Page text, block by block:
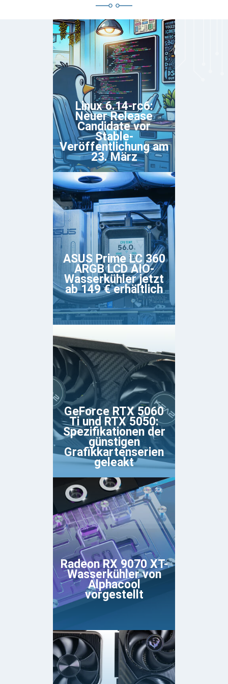
Linux 6.14-rc6:
Neuer Release
Candidate vor
Stable-
Veröffentlichung am
23. März
ASUS Prime LC 360
ARGB LCD AIO-
Wasserkühler jetzt
ab 149 € erhältlich
GeForce RTX 5060
Ti und RTX 5050:
Spezifikationen der
günstigen
Grafikkartenserien
geleakt
Radeon RX 9070 XT-
Wasserkühler von
Alphacool
vorgestellt